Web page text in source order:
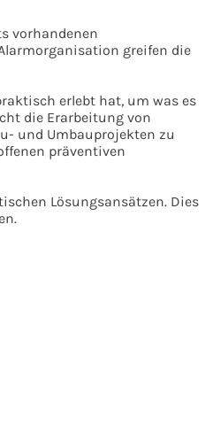
vorhandenen
greifen die
erlebt hat, um was es
die Erarbeitung von
und Umbauprojekten zu
präventiven
Lösungsansätzen. Dies